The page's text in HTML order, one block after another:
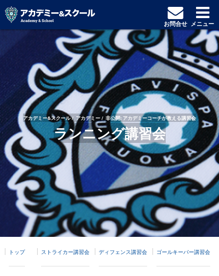
アカデミー&スクール アカデミー 非公開: アカデミーコーチが教える講習会
ランニング講習会
お問合せ メニュー
トップ ストライカー講習会 ディフェンス講習会 ゴールキーパー講習会